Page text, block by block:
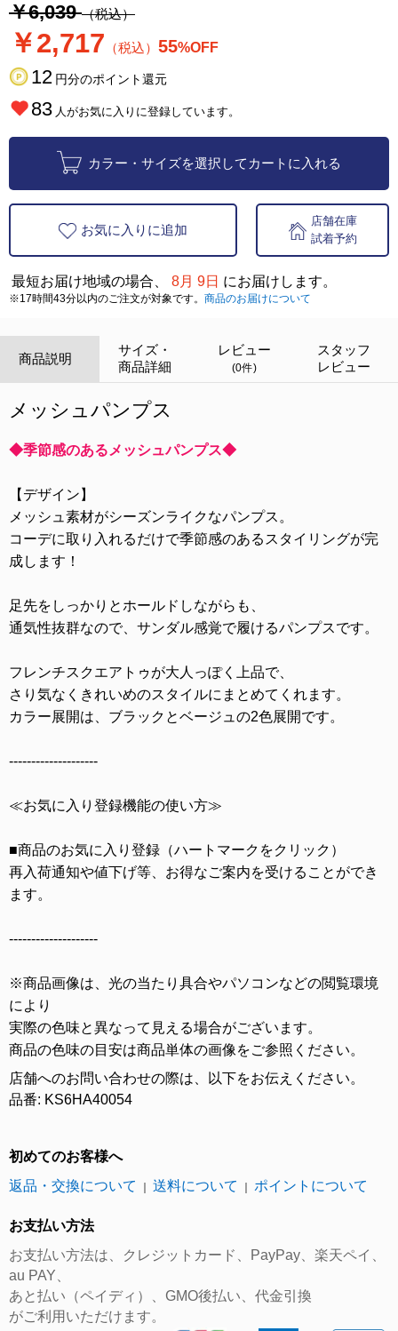
￥6,039（税込）
￥2,717 （税込） 55%OFF
12 円分のポイント還元
83 人がお気に入りに登録しています。
カラー・サイズを選択してカートに入れる
お気に入りに追加
店舗在庫
試着予約
最短お届け地域の場合、 8月 9日 にお届けします。
※17時間43分以内のご注文が対象です。 商品のお届けについて
商品説明
サイズ・
商品詳細
レビュー
(0件)
スタッフ
レビュー
メッシュパンプス
◆季節感のあるメッシュパンプス◆
【デザイン】
メッシュ素材がシーズンライクなパンプス。
コーデに取り入れるだけで季節感のあるスタイリングが完
成します！
足先をしっかりとホールドしながらも、
通気性抜群なので、サンダル感覚で履けるパンプスです。
フレンチスクエアトゥが大人っぽく上品で、
さり気なくきれいめのスタイルにまとめてくれます。
カラー展開は、ブラックとベージュの2色展開です。
--------------------
≪お気に入り登録機能の使い方≫
■商品のお気に入り登録（ハートマークをクリック）
再入荷通知や値下げ等、お得なご案内を受けることができ
ます。
--------------------
※商品画像は、光の当たり具合やパソコンなどの閲覧環境
により
実際の色味と異なって見える場合がございます。
商品の色味の目安は商品単体の画像をご参照ください。
店舗へのお問い合わせの際は、以下をお伝えください。
品番: KS6HA40054
初めてのお客様へ
返品・交換について
送料について ポイントについて
お支払い方法
お支払い方法は、クレジットカード、PayPay、楽天ペイ、
au PAY、
あと払い（ペイディ）、GMO後払い、代金引換
がご利用いただけます。